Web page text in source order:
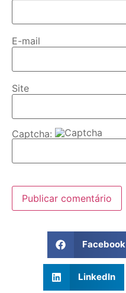
E-mail
Site
Captcha:
Facebook
LinkedIn